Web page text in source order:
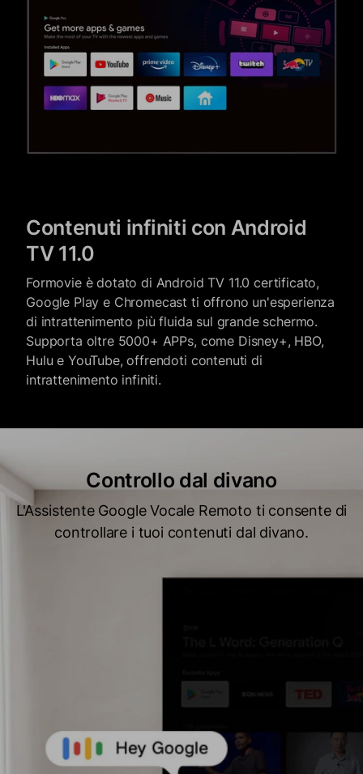
Contenuti infiniti con Android
TV 11.0
Formovie è dotato di Android TV 11.0 certificato,
Google Play e Chromecast ti offrono un'esperienza
di intrattenimento più fluida sul grande schermo.
Supporta oltre 5000+ APPs, come Disney+, HBO,
Hulu e YouTube, offrendoti contenuti di
intrattenimento infiniti.
Controllo dal divano
L'Assistente Google Vocale Remoto ti consente di
controllare i tuoi contenuti dal divano.